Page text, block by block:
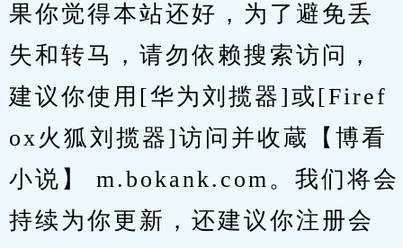
果你觉得本站还好，为了避免丢
失和转马，请勿依赖搜索访问，
建议你使用[华为刘揽器]或[Firef
ox火狐刘揽器]访问并收蔵【博看
小说】 m.bokank.com。我们将会
持续为你更新，还建议你注册会